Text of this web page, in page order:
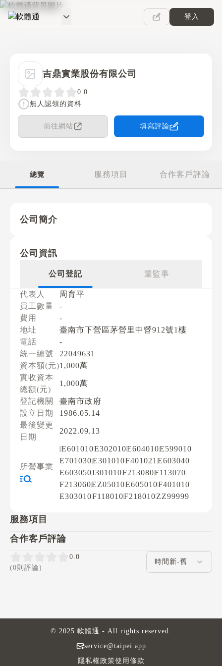
軟體通
登入
吉鼎實業股份有限公司
0.0
無人認領的資料
前往網站 填寫評論
總覽 服務項目 合作客戶評論
公司簡介
公司資訊
公司登記 董監事
代表人
周育平
員工數量
-
費用
-
地址
臺南市下營區茅營里中營912號1樓
電話
-
統一編號
22049631
資本額(元)1,000萬
實收資本
總額(元)
1,000萬
登記機關
臺南市政府
設立日期
1986.05.14
最後變更
日期
2022.09.13
所營事業
E601010E302010E604010E599010
E701030E301010F401021 E603040
E603050I301010F213080F113070
F213060EZ05010E605010F401010
E303010F118010F218010ZZ99999
服務項目
合作客戶評論
0.0
(0則評論)
評論排序
service@taipei.app
© 2025 軟體通 - All rights reserved.
隱私權政策使用條款